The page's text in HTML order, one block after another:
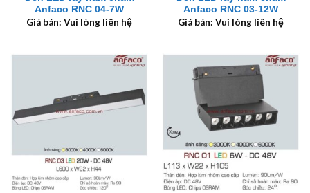
Anfaco RNC 04-7W
Giá bán: Vui lòng liên hệ
Anfaco RNC 03-12W
Giá bán: Vui lòng liên hệ